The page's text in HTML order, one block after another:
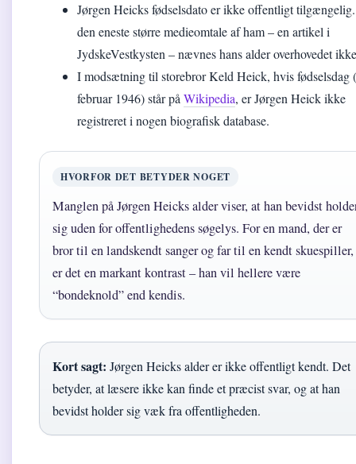
Jørgen Heicks fødselsdato er ikke offentligt
den eneste større medieomtale af ham – en artikel i
JydskeVestkysten – nævnes hans alder overhovedet
I modsætning til storebror Keld Heick, hvis fødselsdag
februar 1946) står på Wikipedia, er Jørgen Heick ikke
registreret i nogen biografisk database.
HVORFOR DET BETYDER NOGET
Manglen på Jørgen Heicks alder viser, at han bevidst
sig uden for offentlighedens søgelys. For en mand, der er
bror til en landskendt sanger og far til en kendt skuespiller,
er det en markant kontrast – han vil hellere være
“bondeknold” end kendis.
Kort sagt: Jørgen Heicks alder er ikke offentligt kendt. Det
betyder, at læsere ikke kan finde et præcist svar, og at han
bevidst holder sig væk fra offentligheden.